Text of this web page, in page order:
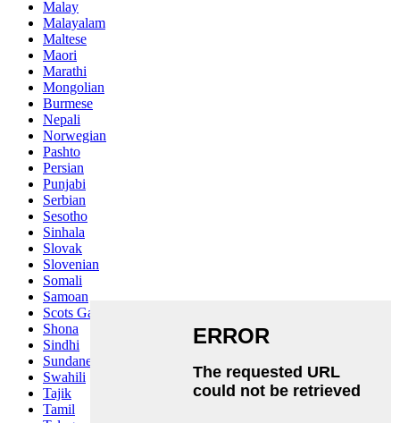
Malay
Malayalam
Maltese
Maori
Marathi
Mongolian
Burmese
Nepali
Norwegian
Pashto
Persian
Punjabi
Serbian
Sesotho
Sinhala
Slovak
Slovenian
Somali
Samoan
Scots Gaelic
Shona
Sindhi
Sundanese
Swahili
Tajik
Tamil